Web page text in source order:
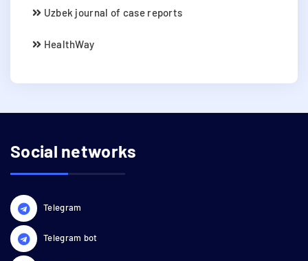
Uzbek journal of case reports
HealthWay
Social networks
Telegram
Telegram bot